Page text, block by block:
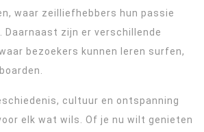
waar zeilliefhebbers hun passie
Daarnaast zijn er verschillende
bezoekers kunnen leren surfen,
cultuur en ontspanning
elk wat wils. Of je nu wilt genieten